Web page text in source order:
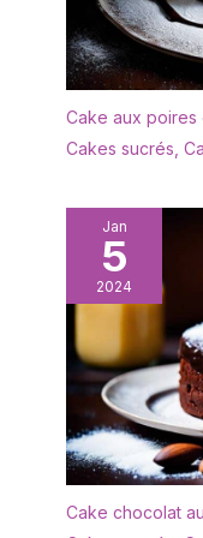
Cake aux
Cakes sucrés
Jan
5
2024
Cake chocolat